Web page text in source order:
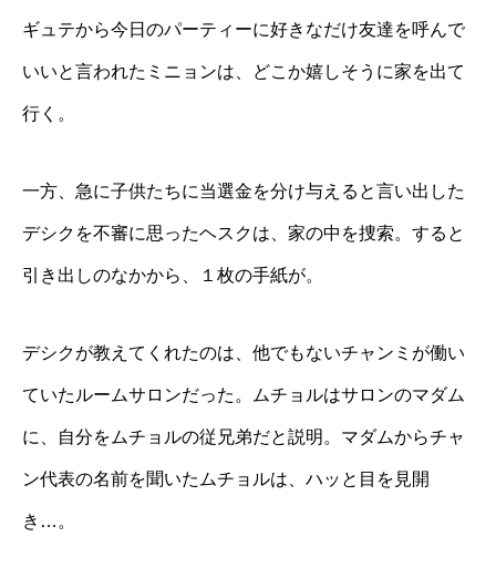
ギュテから今日のパーティーに好きなだけ友達を呼んで
いいと言われたミニョンは、どこか嬉しそうに家を出て
行く。
一方、急に子供たちに当選金を分け与えると言い出した
デシクを不審に思ったヘスクは、家の中を捜索。すると
引き出しのなかから、１枚の手紙が。
デシクが教えてくれたのは、他でもないチャンミが働い
ていたルームサロンだった。ムチョルはサロンのマダム
に、自分をムチョルの従兄弟だと説明。マダムからチャ
ン代表の名前を聞いたムチョルは、ハッと目を見開
き…。